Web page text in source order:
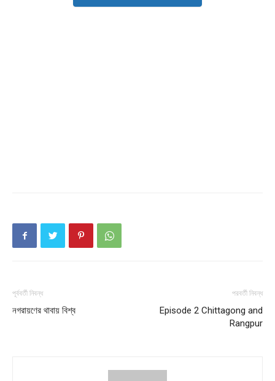
Champs21
পূর্ববর্তী নিবন্ধ
নগরায়ণের থাবায় বিশ্ব
পরবর্তী নিবন্ধ
Episode 2 Chittagong and
Rangpur